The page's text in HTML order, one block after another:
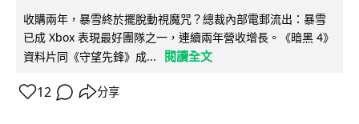
收購兩年，暴雪終於擺脫動視魔咒？總裁內部電郵流出：暴雪
已成 Xbox 表現最好團隊之一，連續兩年營收增長。《暗黑 4》
資料片同《守望先鋒》成...
閱讀全文
12 分享